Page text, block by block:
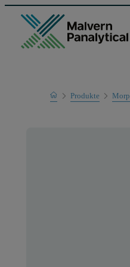
HomeProdukte
Mess-